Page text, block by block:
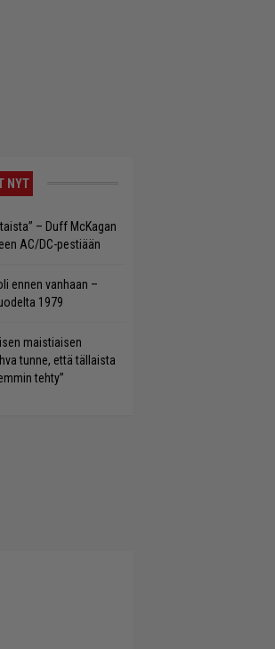
NYT
– Duff McKagan
AC/DC-pestiään
ennen vanhaan –
1979
maistiaisen
tunne, että tällaista
tehty”